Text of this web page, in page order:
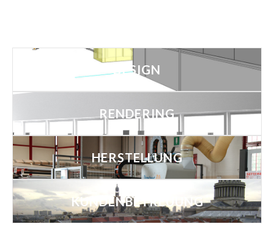
DESIGN
RENDERING
HERSTELLUNG
KUNDENBETREUUNG